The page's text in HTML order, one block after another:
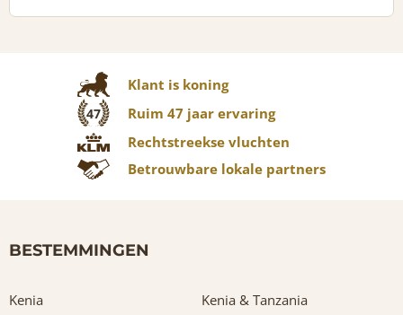
Klant is koning
47
Ruim 47 jaar ervaring
Rechtstreekse vluchten
Betrouwbare lokale partners
BESTEMMINGEN
Kenia
Kenia & Tanzania